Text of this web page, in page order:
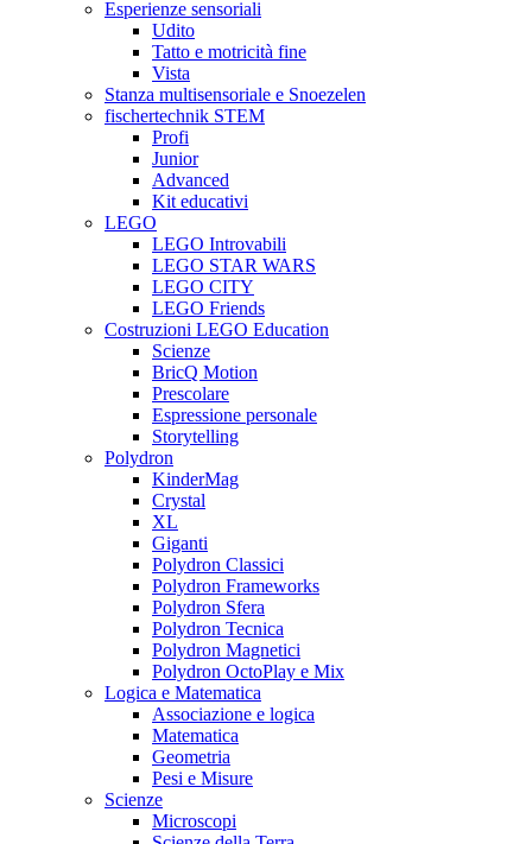
Esperienze sensoriali
Udito
Tatto e motricità fine
Vista
Stanza multisensoriale e Snoezelen
fischertechnik STEM
Profi
Junior
Advanced
Kit educativi
LEGO
LEGO Introvabili
LEGO STAR WARS
LEGO CITY
LEGO Friends
Costruzioni LEGO Education
Scienze
BricQ Motion
Prescolare
Espressione personale
Storytelling
Polydron
KinderMag
Crystal
XL
Giganti
Polydron Classici
Polydron Frameworks
Polydron Sfera
Polydron Tecnica
Polydron Magnetici
Polydron OctoPlay e Mix
Logica e Matematica
Associazione e logica
Matematica
Geometria
Pesi e Misure
Scienze
Microscopi